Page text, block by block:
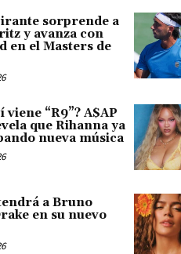
sorprende a
y avanza con
en el Masters de
viene “R9”? A$AP
que Rihanna ya
nueva música
a Bruno
en su nuevo